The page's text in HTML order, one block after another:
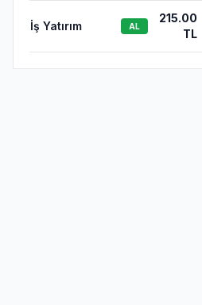
İş Yatırım AL
215.00
TL